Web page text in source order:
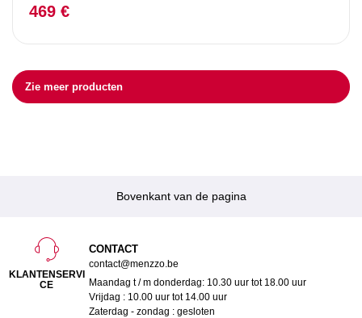
469 €
Zie meer producten
Bovenkant van de pagina
KLANTENSERVI
CE
CONTACT
contact@menzzo.be
Maandag t / m donderdag: 10.30 uur tot 18.00 uur
Vrijdag : 10.00 uur tot 14.00 uur
Zaterdag - zondag : gesloten